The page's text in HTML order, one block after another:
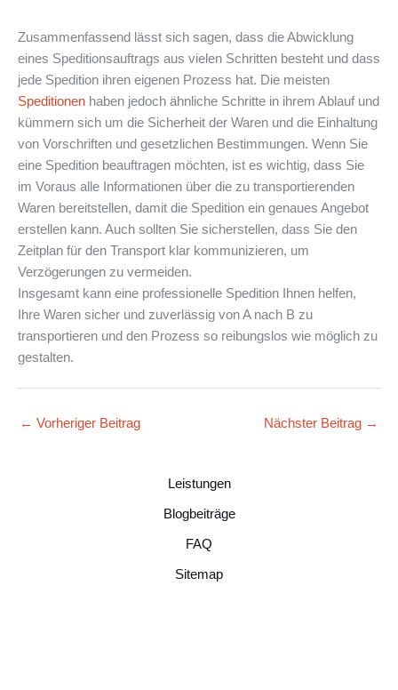
Zusammenfassend lässt sich sagen, dass die Abwicklung
eines Speditionsauftrags aus vielen Schritten besteht und dass
jede Spedition ihren eigenen Prozess hat. Die meisten
Speditionen haben jedoch ähnliche Schritte in ihrem Ablauf und
kümmern sich um die Sicherheit der Waren und die Einhaltung
von Vorschriften und gesetzlichen Bestimmungen. Wenn Sie
eine Spedition beauftragen möchten, ist es wichtig, dass Sie
im Voraus alle Informationen über die zu transportierenden
Waren bereitstellen, damit die Spedition ein genaues Angebot
erstellen kann. Auch sollten Sie sicherstellen, dass Sie den
Zeitplan für den Transport klar kommunizieren, um
Verzögerungen zu vermeiden.
Insgesamt kann eine professionelle Spedition Ihnen helfen,
Ihre Waren sicher und zuverlässig von A nach B zu
transportieren und den Prozess so reibungslos wie möglich zu
gestalten.
← Vorheriger Beitrag Nächster Beitrag →
Leistungen
Blogbeiträge
FAQ
Sitemap